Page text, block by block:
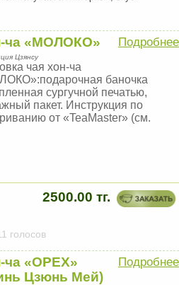
Подробнее
ча «МОЛОКО»
Цзянсу
чая хон-ча
баночка
сургучной печатью,
пакет. Инструкция по
от «TeaMaster» (см.
2500.00 тг.
голосов
Подробнее
ча «ОРЕХ»
Цзюнь Мей)